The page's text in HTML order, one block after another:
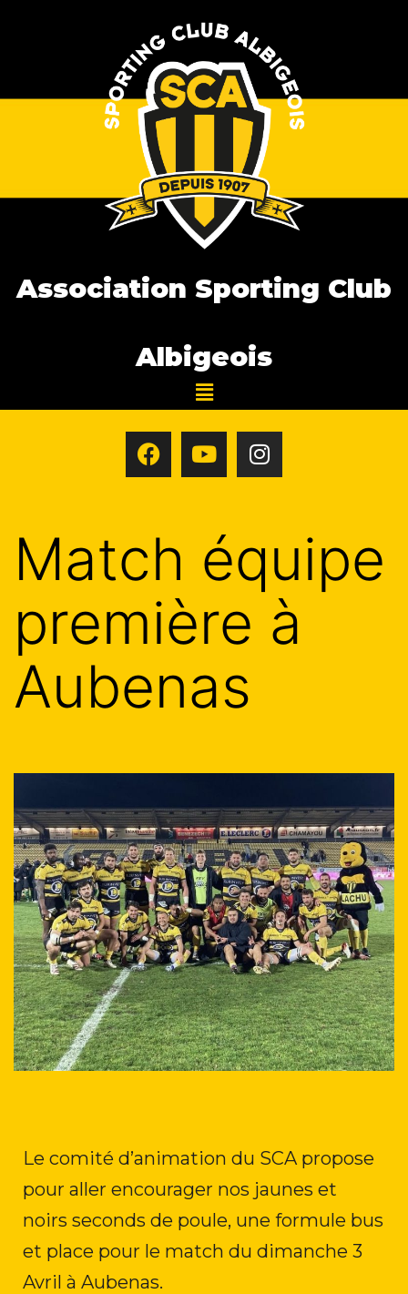
Association Sporting Club
Albigeois
Match équipe
première à
Aubenas
Le comité d’animation du SCA propose
pour aller encourager nos jaunes et
noirs seconds de poule, une formule bus
et place pour le match du dimanche 3
Avril à Aubenas.